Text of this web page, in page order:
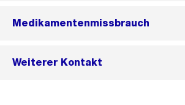
Medikamentenmissbrauch
Weiterer Kontakt